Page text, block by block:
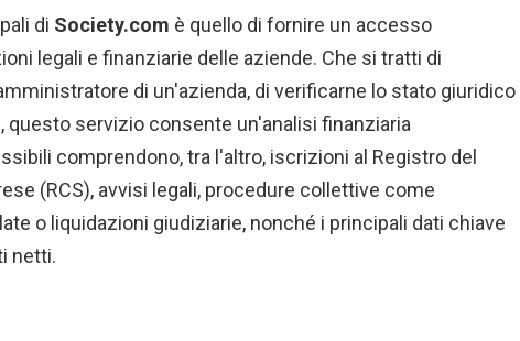
di Society.com è quello di fornire un accesso
legali e finanziarie delle aziende. Che si tratti di
di un'azienda, di verificarne lo stato giuridico
questo servizio consente un'analisi finanziaria
comprendono, tra l'altro, iscrizioni al Registro del
(RCS), avvisi legali, procedure collettive come
o liquidazioni giudiziarie, nonché i principali dati chiave
netti.